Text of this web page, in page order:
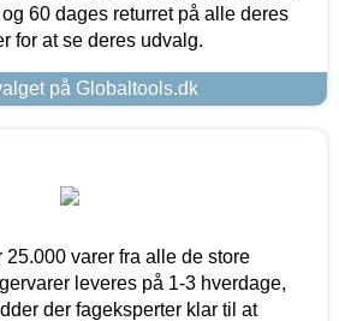
60 dages returret på alle deres
for at se deres udvalg.
på Globaltools.dk
varer fra alle de store
leveres på 1-3 hverdage,
der fageksperter klar til at